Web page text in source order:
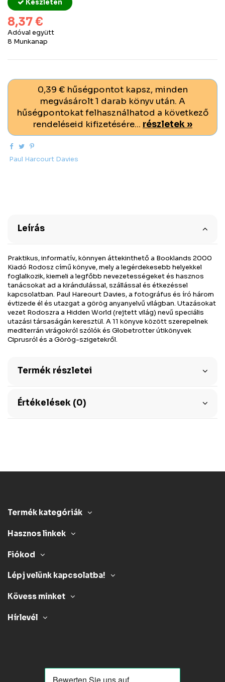
Készleten
8,37 €
Adóval együtt
8 Munkanap
0,39 € hűségpontot kapsz, minden
megvásárolt 1 darab könyv után. A
hűségpontokat felhasználhatod a következő
rendeléseid kifizetésére... részletek »
Paul Harcourt Davies
Leírás
Praktikus, informatív, könnyen áttekinthető a Booklands 2000
Kiadó Rodosz című könyve, mely a legérdekesebb helyekkel
foglalkozik, kiemeli a legfőbb nevezetességeket és hasznos
tanácsokat ad a kirándulással, szállással és étkezéssel
kapcsolatban. Paul Hareourt Davies, a fotográfus és író három
évtizede él és utazgat a görög anyanyelvű világban. Utazásokat
vezet Rodoszra a Hidden World (rejtett világ) nevű speciális
utazási társaságán keresztül. A 11 könyve között szerepelnek
mediterrán virágokról szólók és Globetrotter útikönyvek
Ciprusról és a Görög-szigetekről.
Termék részletei
Értékelések (0)
Termék kategóriák
Hasznos linkek
Fiókod
Lépj velünk kapcsolatba!
Kövess minket
Hírlevél